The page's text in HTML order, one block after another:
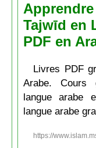
Tajwīd en
PDF en
Livres PDF
Arabe. Cours
langue arabe
langue arabe
https://